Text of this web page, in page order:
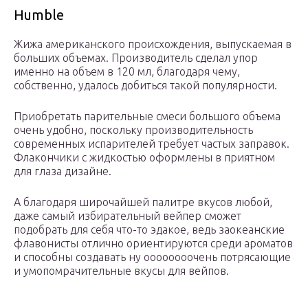
Humble
Жижа американского происхождения, выпускаемая в
больших объемах. Производитель сделал упор
именно на объем в 120 мл, благодаря чему,
собственно, удалось добиться такой популярности.
Приобретать парительные смеси большого объема
очень удобно, поскольку производительность
современных испарителей требует частых заправок.
Флакончики с жидкостью оформлены в приятном
для глаза дизайне.
А благодаря широчайшей палитре вкусов любой,
даже самый избирательный вейпер сможет
подобрать для себя что-то эдакое, ведь заокеанские
флавонисты отлично ориентируются среди ароматов
и способны создавать ну оооооооочень потрясающие
и умопомрачительные вкусы для вейпов.